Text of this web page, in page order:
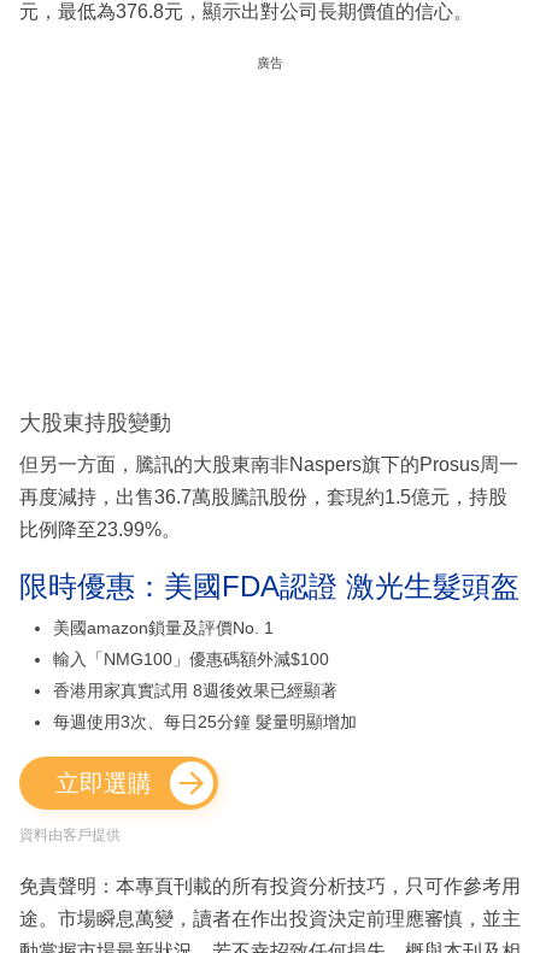
元，最低為376.8元，顯示出對公司長期價值的信心。
廣告
大股東持股變動
但另一方面，騰訊的大股東南非Naspers旗下的Prosus周一
再度減持，出售36.7萬股騰訊股份，套現約1.5億元，持股
比例降至23.99%。
限時優惠：美國FDA認證 激光生髮頭盔
美國amazon鎖量及評價No. 1
輸入「NMG100」優惠碼額外減$100
香港用家真實試用 8週後效果已經顯著
每週使用3次、每日25分鐘 髮量明顯增加
立即選購
資料由客戶提供
免責聲明：本專頁刊載的所有投資分析技巧，只可作參考用
途。市場瞬息萬變，讀者在作出投資決定前理應審慎，並主